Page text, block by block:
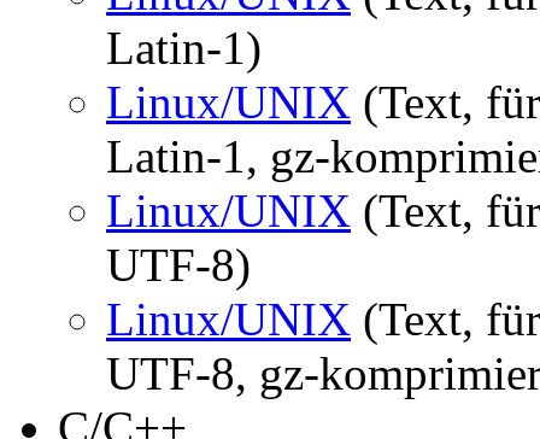
Latin-1)
Linux/UNIX (Text,
Latin-1, gz-
Linux/UNIX (Text,
UTF-8)
Linux/UNIX (Text,
UTF-8, gz-
C/C++